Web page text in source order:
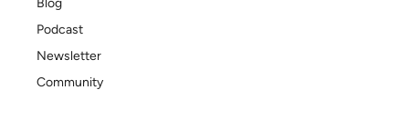
Blog
Podcast
Newsletter
Community